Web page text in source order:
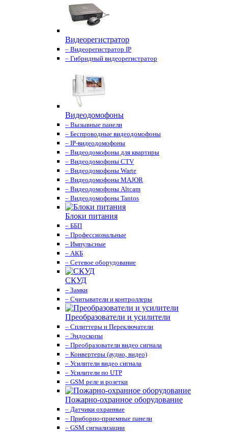
Видеорегистратор
– Видеорегистратор IP
– Гибридный видеорегистратор
Видеодомофоны
– Вызывные панели
– Беспроводные видеодомофоны
– IP-видеодомофоны
– Видеодомофоны для квартиры
– Видеодомофоны CTV
– Видеодомофоны Warte
– Видеодомофоны MAJOR
– Видеодомофоны Altcam
– Видеодомофоны Tantos
Блоки питания
– ББП
– Профессиональные
– Импульсные
– АКБ
– Сетевое оборудование
СКУД
– Замки
– Считыватели и контроллеры
Преобразователи и усилители
– Сплиттеры и Переключатели
– Эндоскопы
– Преобразователи видео сигнала
– Конвертеры (аудио, видео)
– Усилители видео сигнала
– Усилители по UTP
– GSM реле и розетки
Пожарно-охранное оборудование
– Датчики охранные
– Приборно-приемные панели
– GSM сигнализации